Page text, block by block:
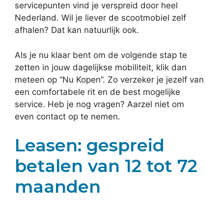
servicepunten vind je verspreid door heel
Nederland. Wil je liever de scootmobiel zelf
afhalen? Dat kan natuurlijk ook.
Als je nu klaar bent om de volgende stap te
zetten in jouw dagelijkse mobiliteit, klik dan
meteen op “Nu Kopen”. Zo verzeker je jezelf van
een comfortabele rit en de best mogelijke
service. Heb je nog vragen? Aarzel niet om
even contact op te nemen.
Leasen: gespreid
betalen van 12 tot 72
maanden